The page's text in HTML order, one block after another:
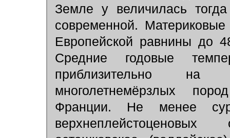
Земле у величилась
современной.
Европейской равнины до
Средние годовые
приблизительно
многолетнемёрзлых
Франции. Не менее